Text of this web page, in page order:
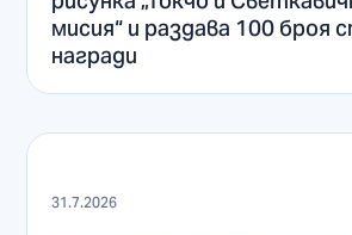
мисия“ и раздава 100 броя
награди
31.7.2026